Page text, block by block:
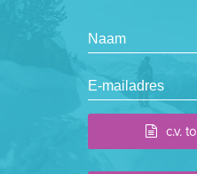
c.v.